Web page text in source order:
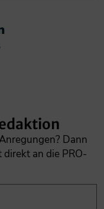
Dann
direkt an die PRO-